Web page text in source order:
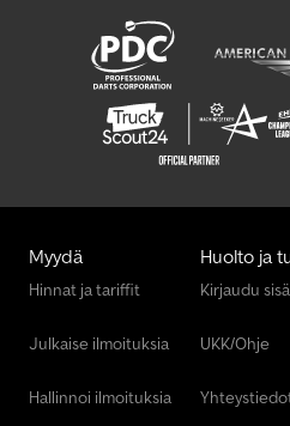
Volvo Kuorma Auto
Myydä
Hinnat ja tariffit
Julkaise ilmoituksia
Hallinnoi ilmoituksia
Huolto ja
Kirjaudu
UKK/Ohje